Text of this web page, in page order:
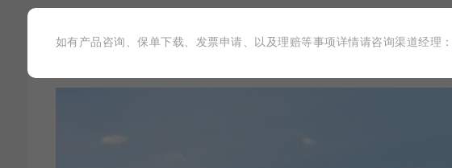
如有产品咨询、保单下载、发票申请、以及理赔等事项详情请咨询渠道经理：